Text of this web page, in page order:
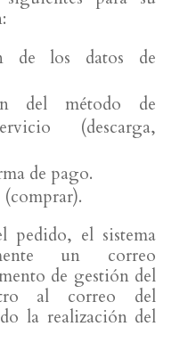
de los datos de
del método de
(descarga,
de pago.
pedido, el sistema
un correo
de gestión del
al correo del
la realización del